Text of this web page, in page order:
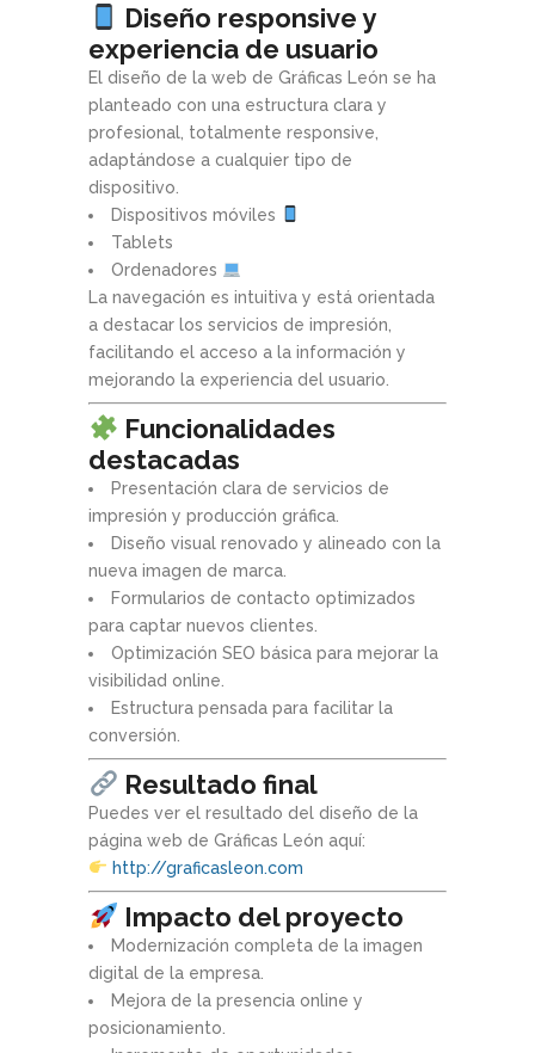
Diseño responsive y
experiencia de usuario
El diseño de la web de Gráficas León se ha
planteado con una estructura clara y
profesional, totalmente responsive,
adaptándose a cualquier tipo de
dispositivo.
Dispositivos móviles
Tablets
Ordenadores
La navegación es intuitiva y está orientada
a destacar los servicios de impresión,
facilitando el acceso a la información y
mejorando la experiencia del usuario.
Funcionalidades
destacadas
Presentación clara de servicios de
impresión y producción gráfica.
Diseño visual renovado y alineado con la
nueva imagen de marca.
Formularios de contacto optimizados
para captar nuevos clientes.
Optimización SEO básica para mejorar la
visibilidad online.
Estructura pensada para facilitar la
conversión.
Resultado final
Puedes ver el resultado del diseño de la
página web de Gráficas León aquí:
http://graficasleon.com
Impacto del proyecto
Modernización completa de la imagen
digital de la empresa.
Mejora de la presencia online y
posicionamiento.